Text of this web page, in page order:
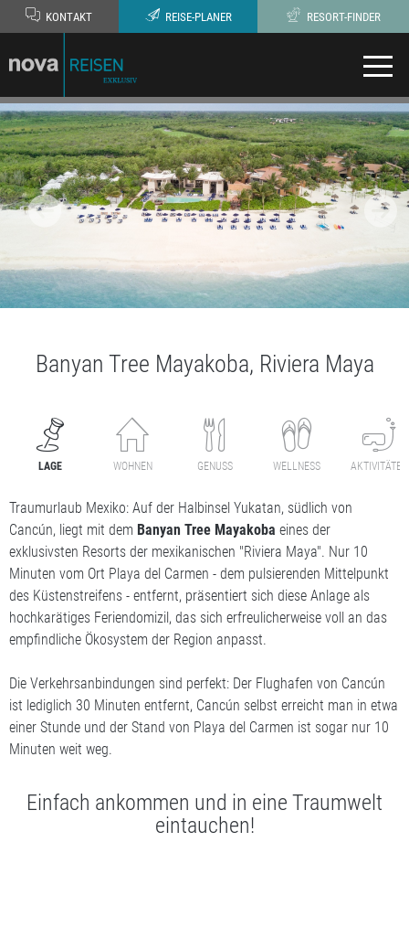
KONTAKT REISE-PLANER RESORT-FINDER
Banyan Tree Mayakoba, Riviera Maya
LAGE WOHNEN GENUSS WELLNESS AKTIVITÄTEN
Traumurlaub Mexiko: Auf der Halbinsel Yukatan, südlich von
Cancún, liegt mit dem Banyan Tree Mayakoba eines der
exklusivsten Resorts der mexikanischen "Riviera Maya". Nur 10
Minuten vom Ort Playa del Carmen - dem pulsierenden Mittelpunkt
des Küstenstreifens - entfernt, präsentiert sich diese Anlage als
hochkarätiges Feriendomizil, das sich erfreulicherweise voll an das
empfindliche Ökosystem der Region anpasst.
Die Verkehrsanbindungen sind perfekt: Der Flughafen von Cancún
ist lediglich 30 Minuten entfernt, Cancún selbst erreicht man in etwa
einer Stunde und der Stand von Playa del Carmen ist sogar nur 10
Minuten weit weg.
Einfach ankommen und in eine Traumwelt
eintauchen!